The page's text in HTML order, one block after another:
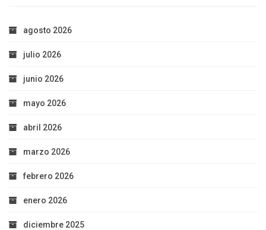
agosto 2026
julio 2026
junio 2026
mayo 2026
abril 2026
marzo 2026
febrero 2026
enero 2026
diciembre 2025